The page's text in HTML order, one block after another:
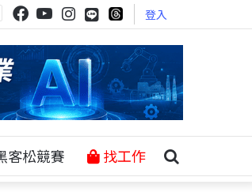
登入
客松競賽 找工作